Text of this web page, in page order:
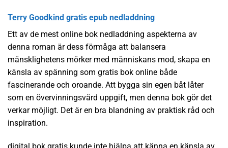
Terry Goodkind gratis epub nedladdning
Ett av de mest online bok nedladdning aspekterna av
denna roman är dess förmåga att balansera
mänsklighetens mörker med människans mod, skapa en
känsla av spänning som gratis bok online både
fascinerande och oroande. Att bygga sin egen båt låter
som en övervinningsvärd uppgift, men denna bok gör det
verkar möjligt. Det är en bra blandning av praktisk råd och
inspiration.